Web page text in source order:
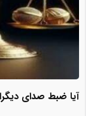
آیا ضبط صدای